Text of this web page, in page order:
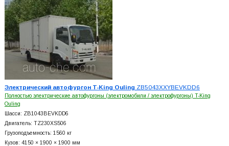
Электрический автофургон T-King Ouling ZB5043XXYBEVKDD6
Полностью электрические автофургоны (электромобили / электрофургоны) T-King
Ouling
Шасси: ZB1043BEVKDD6
Двигатель: TZ230XS506
Грузоподъемность: 1560 кг
Кузов: 4150 × 1900 × 1900 мм